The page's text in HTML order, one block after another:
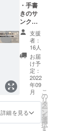
・手書
きのサ
ンクス
レター
・限定
オリジ
ナルポ
スト
カード3
支援
者：
16人
お届
け予
定：
2022
年09
月
詳細を見る
こ
の
リ
タ
ー
ン
を
選
択
す